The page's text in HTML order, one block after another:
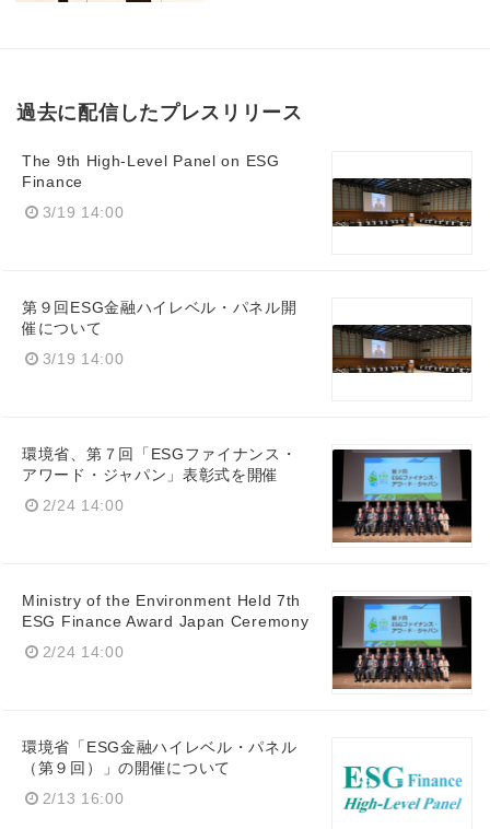
過去に配信したプレスリリース
The 9th High-Level Panel on ESG
Finance
3/19 14:00
第９回ESG金融ハイレベル・パネル開
催について
3/19 14:00
環境省、第７回「ESGファイナンス・
アワード・ジャパン」表彰式を開催
2/24 14:00
Ministry of the Environment Held 7th
ESG Finance Award Japan Ceremony
2/24 14:00
環境省「ESG金融ハイレベル・パネル
（第９回）」の開催について
2/13 16:00